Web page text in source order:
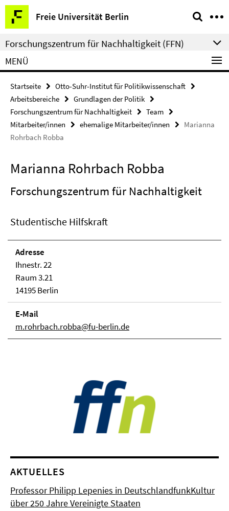
Springe
direkt
zu
Inhalt
Freie Universität Berlin
Service-
Navigation
Forschungszentrum für Nachhaltigkeit (FFN)
MENÜ
Startseite
Otto-Suhr-Institut für Politikwissenschaft
Arbeitsbereiche
Grundlagen der Politik
Forschungszentrum für Nachhaltigkeit
Team
Mitarbeiter/innen
ehemalige Mitarbeiter/innen
Marianna
Rohrbach Robba
Marianna Rohrbach Robba
Forschungszentrum für Nachhaltigkeit
Studentische Hilfskraft
Adresse
Ihnestr. 22
Raum 3.21
14195 Berlin
E-Mail
m.rohrbach.robba@fu-berlin.de
AKTUELLES
Professor Philipp Lepenies in DeutschlandfunkKultur
über 250 Jahre Vereinigte Staaten